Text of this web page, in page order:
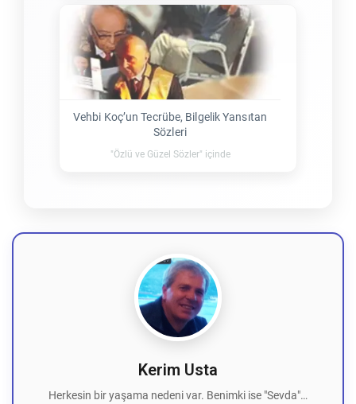
Vehbi Koç’un Tecrübe, Bilgelik Yansıtan
Sözleri
"Özlü ve Güzel Sözler" içinde
Kerim Usta
Herkesin bir yaşama nedeni var. Benimki ise "Sevda"…